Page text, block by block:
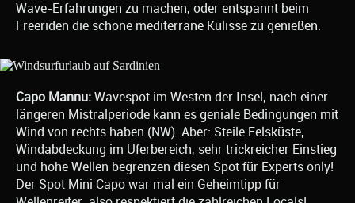
Wave-Erfahrungen zu machen, oder entspannt beim
Freeriden die schöne mediterrane Kulisse zu genießen.
Capo Mannu: Wavespot im Westen der Insel, nach einer
längeren Mistralperiode kann es geniale Bedingungen mit
Wind von rechts haben (NW). Aber: Steile Felsküste,
Windabdeckung im Uferbereich, sehr trickreicher Einstieg
und hohe Wellen begrenzen diesen Spot für Experts only!
Der Spot Mini Capo war mal ein Geheimtipp für